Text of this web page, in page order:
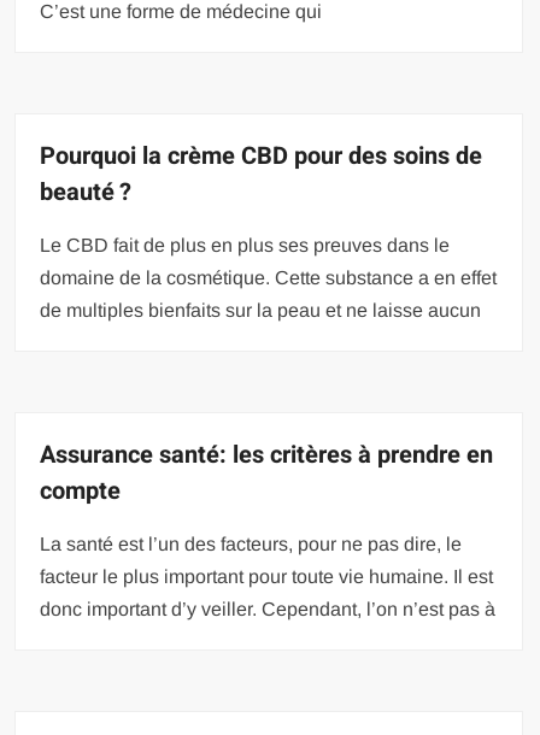
C’est une forme de médecine qui
Pourquoi la crème CBD pour des soins de
beauté ?
Le CBD fait de plus en plus ses preuves dans le
domaine de la cosmétique. Cette substance a en effet
de multiples bienfaits sur la peau et ne laisse aucun
Assurance santé: les critères à prendre en
compte
La santé est l’un des facteurs, pour ne pas dire, le
facteur le plus important pour toute vie humaine. Il est
donc important d’y veiller. Cependant, l’on n’est pas à